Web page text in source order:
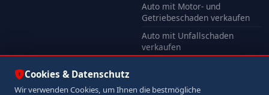
Auto mit Motor- und
Getriebeschaden verkaufen
Auto mit Unfallschaden
verkaufen
Cookies & Datenschutz
Wir verwenden Cookies, um Ihnen die bestmögliche